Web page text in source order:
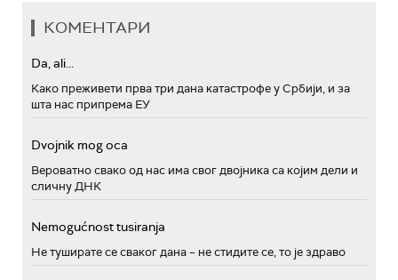
КОМЕНТАРИ
Da, ali...
Како преживети прва три дана катастрофе у Србији, и за
шта нас припрема ЕУ
Dvojnik mog oca
Вероватно свако од нас има свог двојника са којим дели и
сличну ДНК
Nemogućnost tusiranja
Не туширате се сваког дана – не стидите се, то је здраво